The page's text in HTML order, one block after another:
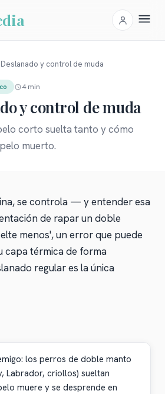
Deslanado y control de muda
4 min
y control de muda
corto suelta tanto y cómo
muerto.
se controla — y entender esa
de rapar un doble
menos', un error que puede
capa térmica de forma
regular es la única
los perros de doble manto
Labrador, criollos) sueltan
muere y se desprende en